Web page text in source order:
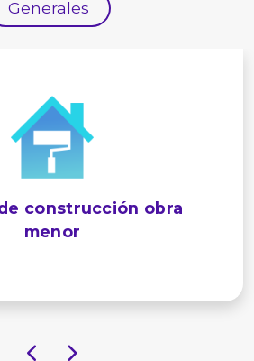
Generales
construcción obra
menor